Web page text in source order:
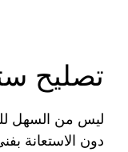
تصليح
ليس من السهل
دون الاستعانة